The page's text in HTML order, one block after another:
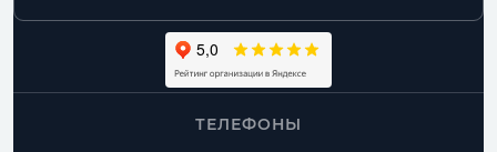
ТЕЛЕФОНЫ